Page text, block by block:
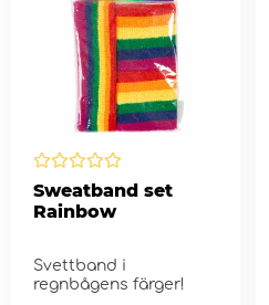
Sweatband set
Rainbow
Svettband i
regnbågens färger!